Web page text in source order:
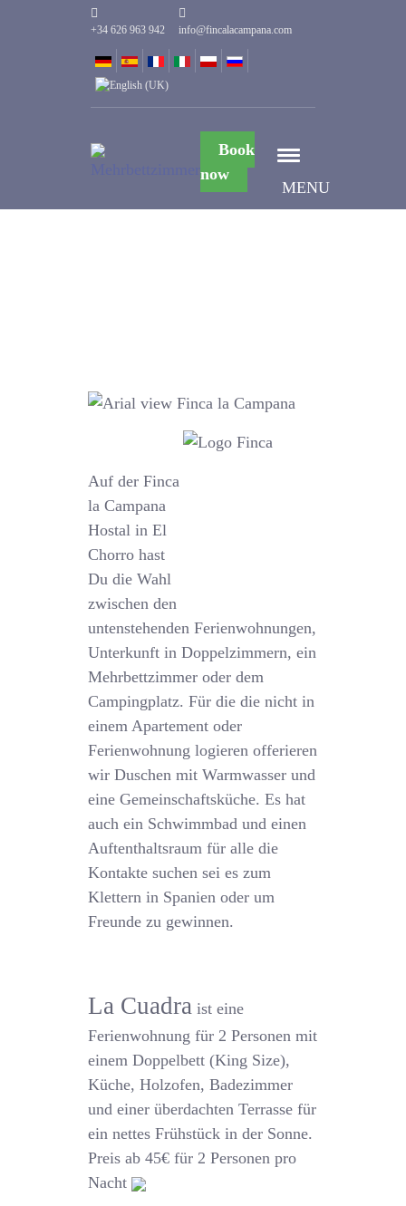
+34 626 963 942 info@fincalacampana.com
MENU
Book
now
Auf der Finca
la Campana
Hostal in El
Chorro hast
Du die Wahl
zwischen den
untenstehenden Ferienwohnungen,
Unterkunft in Doppelzimmern, ein
Mehrbettzimmer oder dem
Campingplatz. Für die die nicht in
einem Apartement oder
Ferienwohnung logieren offerieren
wir Duschen mit Warmwasser und
eine Gemeinschaftsküche. Es hat
auch ein Schwimmbad und einen
Auftenthaltsraum für alle die
Kontakte suchen sei es zum
Klettern in Spanien oder um
Freunde zu gewinnen.
La Cuadra ist eine
Ferienwohnung für 2 Personen mit
einem Doppelbett (King Size),
Küche, Holzofen, Badezimmer
und einer überdachten Terrasse für
ein nettes Frühstück in der Sonne.
Preis ab 45€ für 2 Personen pro
Nacht